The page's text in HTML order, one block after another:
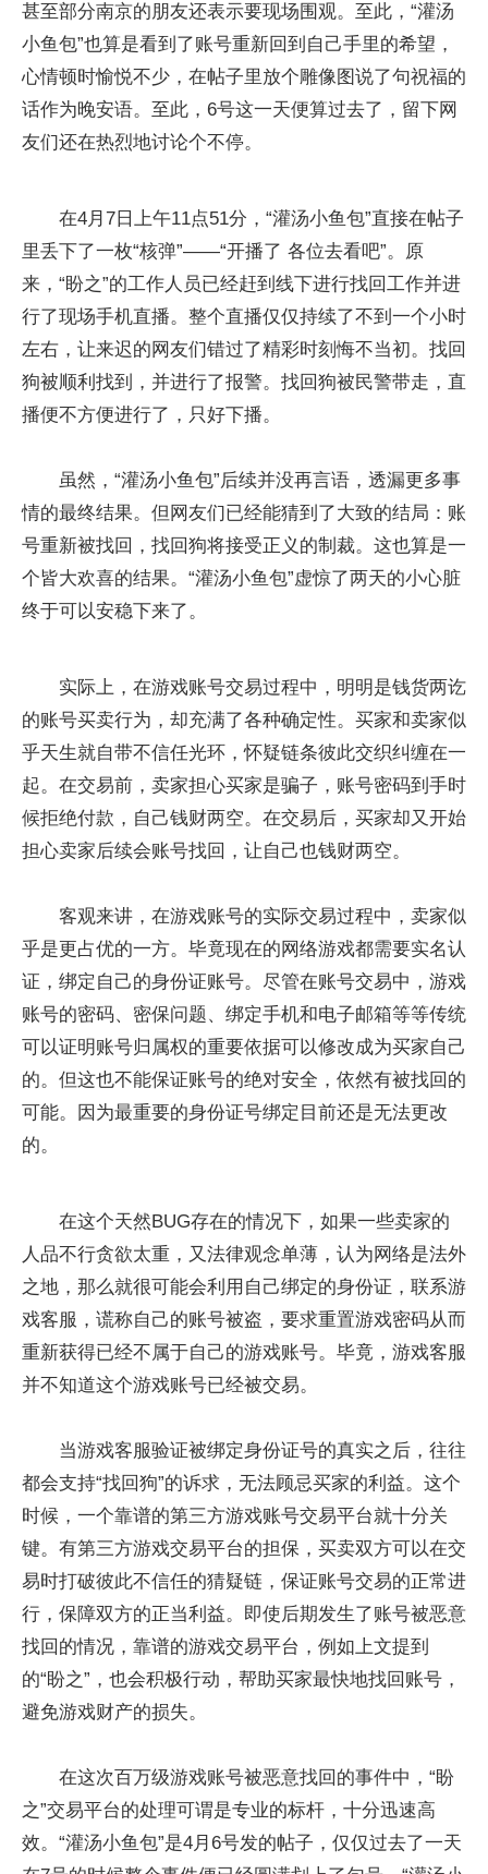
甚至部分南京的朋友还表示要现场围观。至此，“灌汤
小鱼包”也算是看到了账号重新回到自己手里的希望，
心情顿时愉悦不少，在帖子里放个雕像图说了句祝福的
话作为晚安语。至此，6号这一天便算过去了，留下网
友们还在热烈地讨论个不停。
在4月7日上午11点51分，“灌汤小鱼包”直接在帖子
里丢下了一枚“核弹”——“开播了 各位去看吧”。原
来，“盼之”的工作人员已经赶到线下进行找回工作并进
行了现场手机直播。整个直播仅仅持续了不到一个小时
左右，让来迟的网友们错过了精彩时刻悔不当初。找回
狗被顺利找到，并进行了报警。找回狗被民警带走，直
播便不方便进行了，只好下播。
虽然，“灌汤小鱼包”后续并没再言语，透漏更多事
情的最终结果。但网友们已经能猜到了大致的结局：账
号重新被找回，找回狗将接受正义的制裁。这也算是一
个皆大欢喜的结果。“灌汤小鱼包”虚惊了两天的小心脏
终于可以安稳下来了。
实际上，在游戏账号交易过程中，明明是钱货两讫
的账号买卖行为，却充满了各种确定性。买家和卖家似
乎天生就自带不信任光环，怀疑链条彼此交织纠缠在一
起。在交易前，卖家担心买家是骗子，账号密码到手时
候拒绝付款，自己钱财两空。在交易后，买家却又开始
担心卖家后续会账号找回，让自己也钱财两空。
客观来讲，在游戏账号的实际交易过程中，卖家似
乎是更占优的一方。毕竟现在的网络游戏都需要实名认
证，绑定自己的身份证账号。尽管在账号交易中，游戏
账号的密码、密保问题、绑定手机和电子邮箱等等传统
可以证明账号归属权的重要依据可以修改成为买家自己
的。但这也不能保证账号的绝对安全，依然有被找回的
可能。因为最重要的身份证号绑定目前还是无法更改
的。
在这个天然BUG存在的情况下，如果一些卖家的
人品不行贪欲太重，又法律观念单薄，认为网络是法外
之地，那么就很可能会利用自己绑定的身份证，联系游
戏客服，谎称自己的账号被盗，要求重置游戏密码从而
重新获得已经不属于自己的游戏账号。毕竟，游戏客服
并不知道这个游戏账号已经被交易。
当游戏客服验证被绑定身份证号的真实之后，往往
都会支持“找回狗”的诉求，无法顾忌买家的利益。这个
时候，一个靠谱的第三方游戏账号交易平台就十分关
键。有第三方游戏交易平台的担保，买卖双方可以在交
易时打破彼此不信任的猜疑链，保证账号交易的正常进
行，保障双方的正当利益。即使后期发生了账号被恶意
找回的情况，靠谱的游戏交易平台，例如上文提到
的“盼之”，也会积极行动，帮助买家最快地找回账号，
避免游戏财产的损失。
在这次百万级游戏账号被恶意找回的事件中，“盼
之”交易平台的处理可谓是专业的标杆，十分迅速高
效。“灌汤小鱼包”是4月6号发的帖子，仅仅过去了一天